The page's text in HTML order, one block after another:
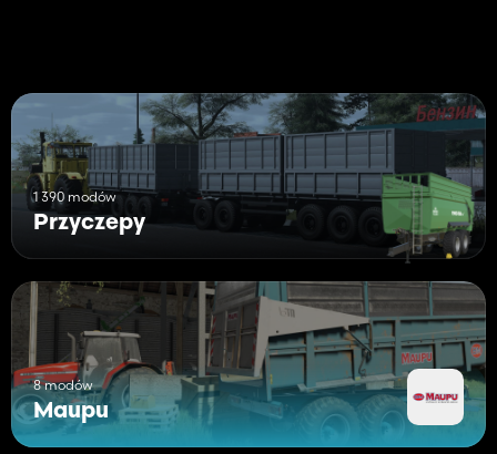
1 390 modów
Przyczepy
8 modów
Maupu